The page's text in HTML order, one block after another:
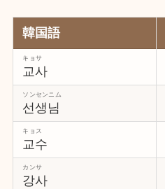
韓国語
교사
キョサ
선생님
ソンセンニム
교수
キョス
강사
カンサ